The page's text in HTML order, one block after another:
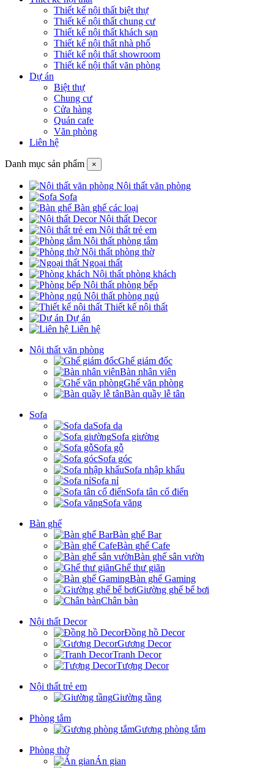
Thiết kế nội thất biệt thự
Thiết kế nội thất chung cư
Thiết kế nội thất khách sạn
Thiết kế nội thất nhà phố
Thiết kế nội thất showroom
Thiết kế nội thất văn phòng
Dự án
Biệt thự
Chung cư
Cửa hàng
Quán cafe
Văn phòng
Liên hệ
Danh mục sản phẩm ×
Nội thất văn phòng
Sofa
Bàn ghế các loại
Nội thất Decor
Nội thất trẻ em
Nội thất phòng tắm
Nội thất phòng thờ
Ngoại thất
Nội thất phòng khách
Nội thất phòng bếp
Nội thất phòng ngủ
Thiết kế nội thất
Dự án
Liên hệ
Nội thất văn phòng
Ghế giám đốc
Bàn nhân viên
Ghế văn phòng
Bàn quầy lễ tân
Sofa
Sofa da
Sofa giường
Sofa gỗ
Sofa góc
Sofa nhập khẩu
Sofa nỉ
Sofa tân cổ điển
Sofa văng
Bàn ghế
Bàn ghế Bar
Bàn ghế Cafe
Bàn ghế sân vườn
Ghế thư giãn
Bàn ghế Gaming
Giường ghế bể bơi
Chân bàn
Nội thất Decor
Đồng hồ Decor
Gương Decor
Tranh Decor
Tượng Decor
Nội thất trẻ em
Giường tầng
Phòng tắm
Gương phòng tắm
Phòng thờ
Án gian